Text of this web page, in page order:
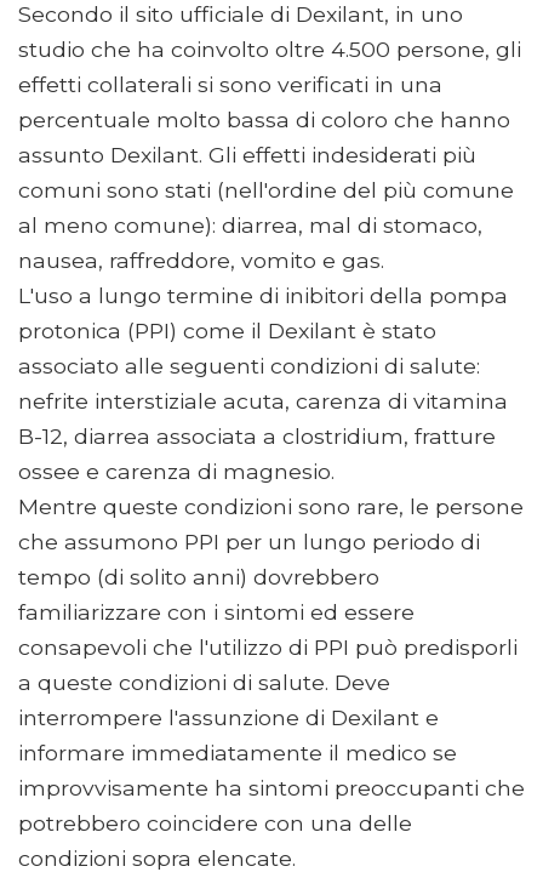
Secondo il sito ufficiale di Dexilant, in uno
studio che ha coinvolto oltre 4.500 persone, gli
effetti collaterali si sono verificati in una
percentuale molto bassa di coloro che hanno
assunto Dexilant. Gli effetti indesiderati più
comuni sono stati (nell'ordine del più comune
al meno comune): diarrea, mal di stomaco,
nausea, raffreddore, vomito e gas.
L'uso a lungo termine di inibitori della pompa
protonica (PPI) come il Dexilant è stato
associato alle seguenti condizioni di salute:
nefrite interstiziale acuta, carenza di vitamina
B-12, diarrea associata a clostridium, fratture
ossee e carenza di magnesio.
Mentre queste condizioni sono rare, le persone
che assumono PPI per un lungo periodo di
tempo (di solito anni) dovrebbero
familiarizzare con i sintomi ed essere
consapevoli che l'utilizzo di PPI può predisporli
a queste condizioni di salute. Deve
interrompere l'assunzione di Dexilant e
informare immediatamente il medico se
improvvisamente ha sintomi preoccupanti che
potrebbero coincidere con una delle
condizioni sopra elencate.